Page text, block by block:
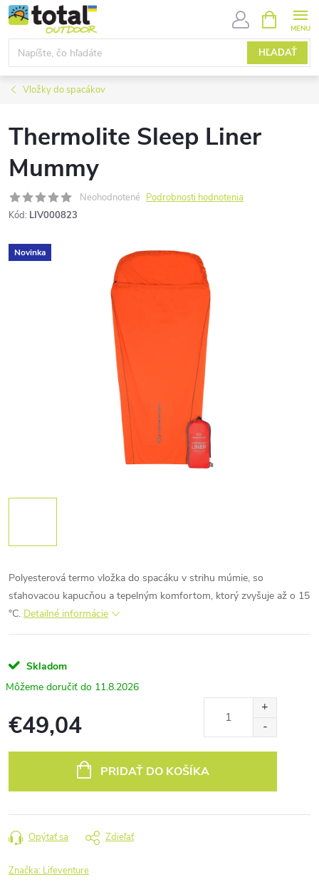
Prejsť
na
obsah
HĽADAŤ
KOŠÍK
Vložky do spacákov
Thermolite Sleep Liner
Mummy
Neohodnotené Podrobnosti hodnotenia
Kód: LIV000823
Novinka
Polyesterová termo vložka do spacáku v strihu múmie, so
sťahovacou kapucňou a tepelným komfortom, ktorý zvyšuje až o 15
°C. Detailné informácie
Skladom
11.8.2026
€49,04
PRIDAŤ DO KOŠÍKA
Opýtať sa Zdieľať
Značka: Lifeventure